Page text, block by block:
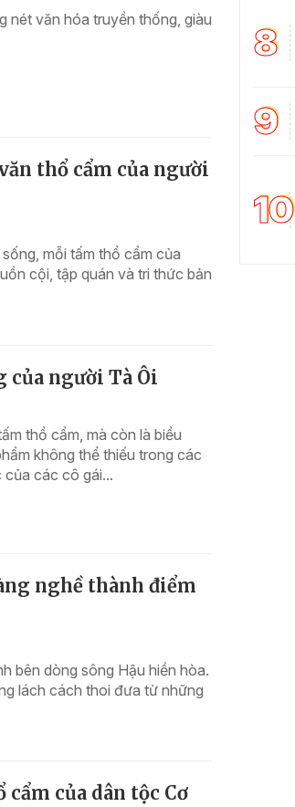
nét văn hóa truyền thống, giàu
thổ cẩm của người
mỗi tấm thổ cẩm của
cội, tập quán và tri thức bản
của người Tà Ôi
thổ cẩm, mà còn là biểu
không thể thiếu trong các
các cô gái...
nghề thành điểm
bên dòng sông Hậu hiền hòa.
lách cách thoi đưa từ những
của dân tộc Cơ
8
9
10